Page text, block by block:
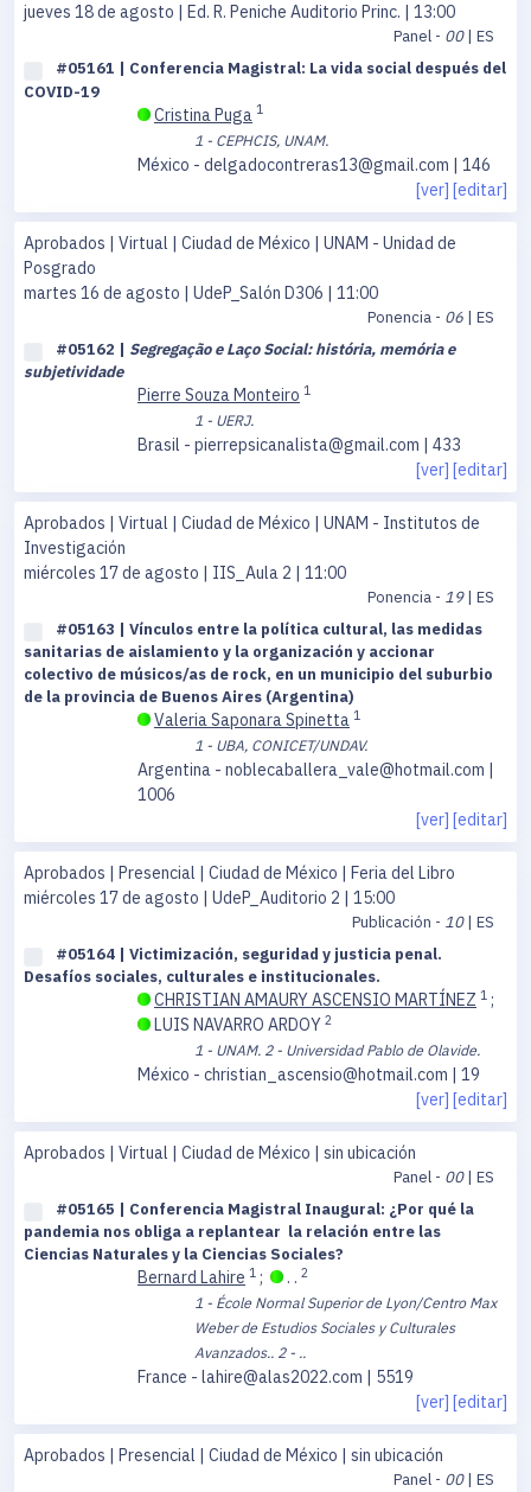
jueves 18 de agosto | Ed. R. Peniche Auditorio Princ. | 13:00
Panel - 00| ES
#05161 | Conferencia Magistral: La vida social después del
COVID-19
Cristina Puga 1
1 - CEPHCIS, UNAM.
México - delgadocontreras13@gmail.com | 146
[ver] [editar]
Aprobados | Virtual | Ciudad de México | UNAM - Unidad de
Posgrado
martes 16 de agosto | UdeP_Salón D306 | 11:00
Ponencia - 06 | ES
#05162 | Segregação e Laço Social: história, memória e
subjetividade
Pierre Souza Monteiro 1
1 - UERJ.
Brasil - pierrepsicanalista@gmail.com | 433
[ver] [editar]
Aprobados | Virtual | Ciudad de México | UNAM - Institutos de
Investigación
miércoles 17 de agosto | IIS_Aula 2 | 11:00
Ponencia - 19| ES
#05163 | Vínculos entre la política cultural, las medidas
sanitarias de aislamiento y la organización y accionar
colectivo de músicos/as de rock, en un municipio del suburbio
de la provincia de Buenos Aires (Argentina)
Valeria Saponara Spinetta 1
1 - UBA, CONICET/UNDAV.
Argentina - noblecaballera_vale@hotmail.com |
1006
[ver] [editar]
Aprobados | Presencial | Ciudad de México | Feria del Libro
miércoles 17 de agosto | UdeP_Auditorio 2 | 15:00
Publicación - 10| ES
#05164 | Victimización, seguridad y justicia penal.
Desafíos sociales, culturales e institucionales.
CHRISTIAN AMAURY ASCENSIO MARTÍNEZ 1 ;
LUIS NAVARRO ARDOY 2
1 - UNAM. 2 - Universidad Pablo de Olavide.
México - christian_ascensio@hotmail.com | 19
[ver] [editar]
Aprobados | Virtual | Ciudad de México | sin ubicación
Panel - 00| ES
#05165 | Conferencia Magistral Inaugural: ¿Por qué la
pandemia nos obliga a replantear la relación entre las
Ciencias Naturales y la Ciencias Sociales?
Bernard Lahire 1 ; . . 2
1 - École Normal Superior de Lyon/Centro Max
Weber de Estudios Sociales y Culturales
Avanzados.. 2 - ..
France - lahire@alas2022.com | 5519
[ver] [editar]
Aprobados | Presencial | Ciudad de México | sin ubicación
Panel - 00| ES